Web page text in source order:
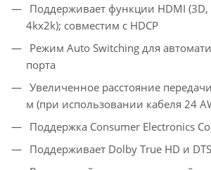
Поддерживает функции HDMI (3D,
4kx2k); совместим с HDCP
Режим Auto Switching для
порта
Увеличенное расстояние
м (при использовании кабеля 24
Поддержка Consumer Electronics
Поддерживает Dolby True HD и